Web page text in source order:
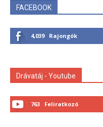
FACEBOOK
4,039 Rajongók
Drávatáj - Youtube
763 Feliratkozó